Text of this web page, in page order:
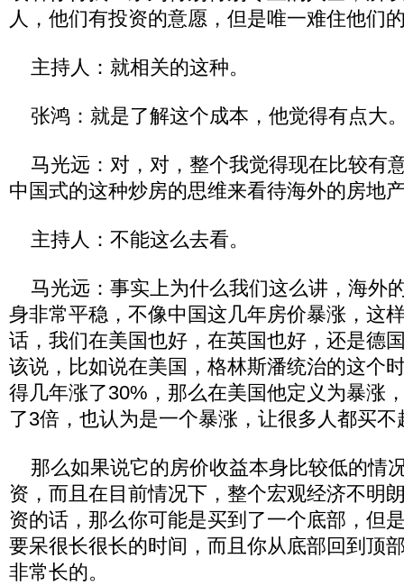
人，他们有投资的意愿，但是唯一难住他们
主持人：就相关的这种。
张鸿：就是了解这个成本，他觉得有点大
马光远：对，对，整个我觉得现在比较有
中国式的这种炒房的思维来看待海外的房地
主持人：不能这么去看。
马光远：事实上为什么我们这么讲，海外
身非常平稳，不像中国这几年房价暴涨，这
话，我们在美国也好，在英国也好，还是德
该说，比如说在美国，格林斯潘统治的这个
得几年涨了30%，那么在美国他定义为暴涨
了3倍，也认为是一个暴涨，让很多人都买不
那么如果说它的房价收益本身比较低的情
资，而且在目前情况下，整个宏观经济不明
资的话，那么你可能是买到了一个底部，但
要呆很长很长的时间，而且你从底部回到顶
非常长的。